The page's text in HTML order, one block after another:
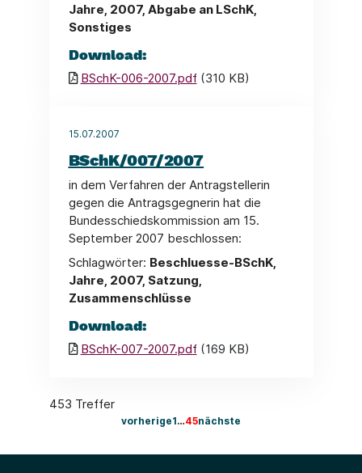
Jahre, 2007, Abgabe an LSchK,
Sonstiges
Download:
BSchK-006-2007.pdf(310 KB)
15.07.2007
BSchK/007/2007
in dem Verfahren der Antragstellerin
gegen die Antragsgegnerin hat die
Bundesschiedskommission am 15.
September 2007 beschlossen:
Schlagwörter: Beschluesse-BSchK,
Jahre, 2007, Satzung,
Zusammenschlüsse
Download:
BSchK-007-2007.pdf(169 KB)
453 Treffer
vorherige1…45nächste